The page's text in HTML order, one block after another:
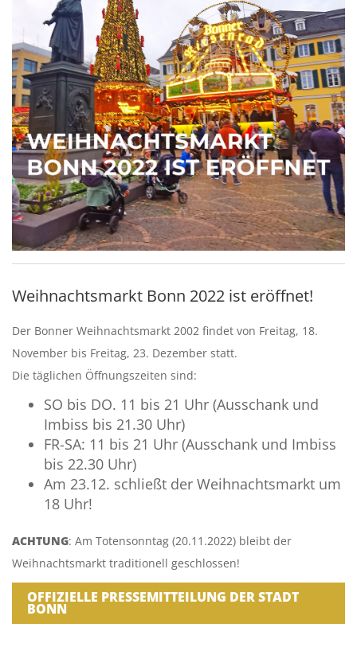
Weihnachtsmarkt Bonn 2022 ist eröffnet!
Der Bonner Weihnachtsmarkt 2002 findet von Freitag, 18.
November bis Freitag, 23. Dezember statt.
Die täglichen Öffnungszeiten sind:
SO bis DO. 11 bis 21 Uhr (Ausschank und
Imbiss bis 21.30 Uhr)
FR-SA: 11 bis 21 Uhr (Ausschank und Imbiss
bis 22.30 Uhr)
Am 23.12. schließt der Weihnachtsmarkt um
18 Uhr!
ACHTUNG: Am Totensonntag (20.11.2022) bleibt der
Weihnachtsmarkt traditionell geschlossen!
OFFIZIELLE PRESSEMITTEILUNG DER STADT
BONN